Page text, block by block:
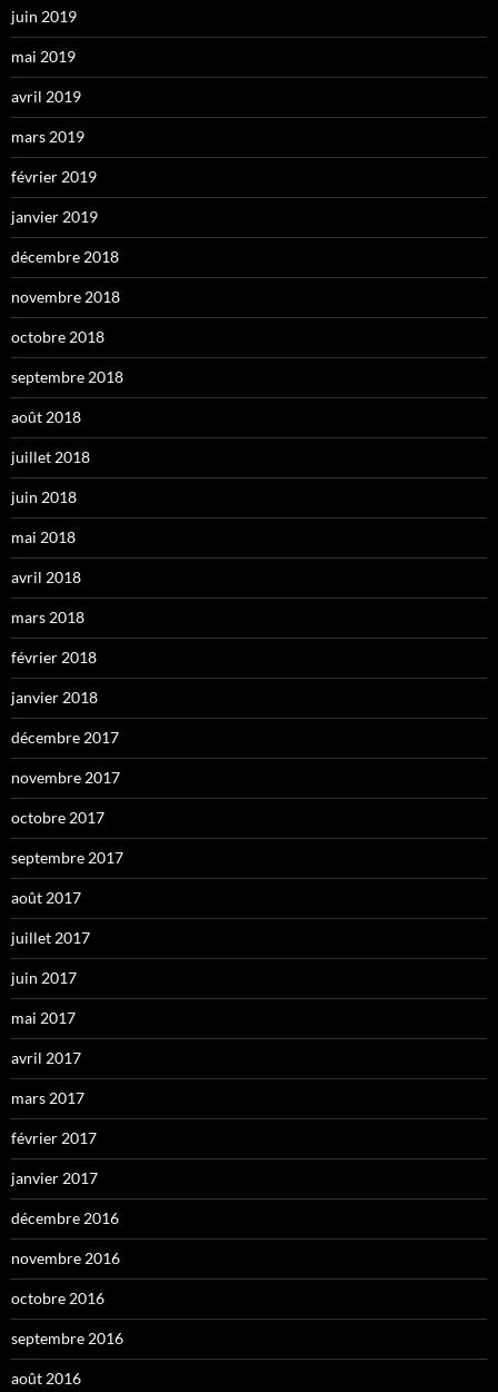
juin 2019
mai 2019
avril 2019
mars 2019
février 2019
janvier 2019
décembre 2018
novembre 2018
octobre 2018
septembre 2018
août 2018
juillet 2018
juin 2018
mai 2018
avril 2018
mars 2018
février 2018
janvier 2018
décembre 2017
novembre 2017
octobre 2017
septembre 2017
août 2017
juillet 2017
juin 2017
mai 2017
avril 2017
mars 2017
février 2017
janvier 2017
décembre 2016
novembre 2016
octobre 2016
septembre 2016
août 2016